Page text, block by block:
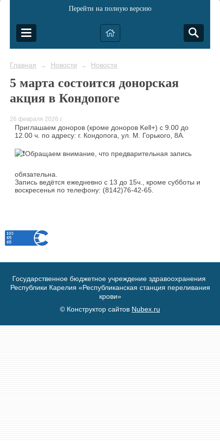
Перейти на полную версию
Главная → Новости → Новости
5 марта состоится донорская
акция в Кондопоге
26 февраля 2026 г.
Приглашаем доноров (кроме доноров Kell+) с 9.00 до
12.00 ч. по адресу: г. Кондопога, ул. М. Горького, 8А.
Обращаем внимание, что предварительная запись
обязательна.
Запись ведётся ежедневно с 13 до 15ч., кроме субботы и
воскресенья по телефону: (8142)76-42-65.
Государственное бюджетное учреждение здравоохранения
Республики Карелия «Республиканская станция переливания
крови»
© Конструктор сайтов Nubex.ru